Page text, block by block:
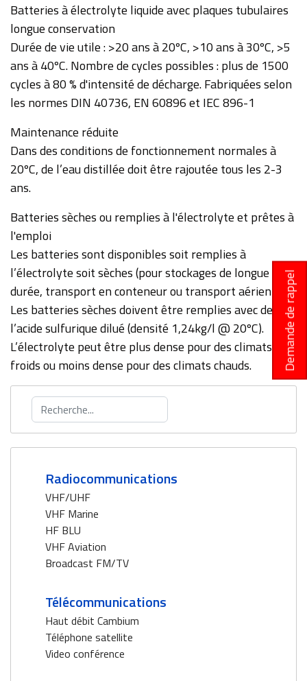
Batteries à électrolyte liquide avec plaques tubulaires
longue conservation
Durée de vie utile : >20 ans à 20ºC, >10 ans à 30ºC, >5
ans à 40ºC. Nombre de cycles possibles : plus de 1500
cycles à 80 % d'intensité de décharge. Fabriquées selon
les normes DIN 40736, EN 60896 et IEC 896-1
Maintenance réduite
Dans des conditions de fonctionnement normales à
20ºC, de l’eau distillée doit être rajoutée tous les 2-3
ans.
Batteries sèches ou remplies à l'électrolyte et prêtes à
l'emploi
Les batteries sont disponibles soit remplies à
l’électrolyte soit sèches (pour stockages de longue
durée, transport en conteneur ou transport aérien).
Les batteries sèches doivent être remplies avec de
l’acide sulfurique dilué (densité 1,24kg/l @ 20ºC).
L’électrolyte peut être plus dense pour des climats
froids ou moins dense pour des climats chauds.
Rechercher
Radiocommunications
VHF/UHF
VHF Marine
HF BLU
VHF Aviation
Broadcast FM/TV
Télécommunications
Haut débit Cambium
Téléphone satellite
Video conférence
Demande de rappel